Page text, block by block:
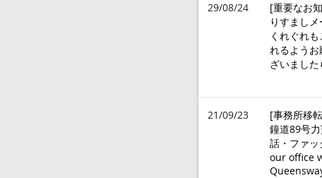
29/08/24
[重要なお
りすまし
くれぐれ
れるよう
ざいました
21/09/23
[事務所移
鐘道89号
話・ファ
our office